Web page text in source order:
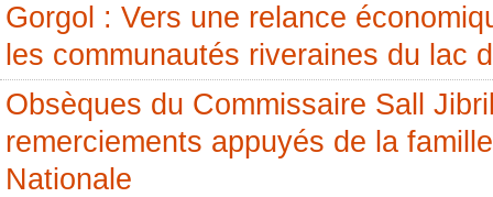
Gorgol : Vers une relance
les communautés riveraines du lac
Obsèques du Commissaire Sall
remerciements appuyés de la
Nationale